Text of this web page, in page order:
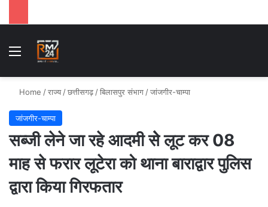
Menu
Home /राज्य /छत्तीसगढ़ /बिलासपुर संभाग /जांजगीर-चाम्पा
जांजगीर-चाम्पा
सब्जी लेने जा रहे आदमी सेे लूट कर 08
माह से फरार लूटेरा को थाना बाराद्वार पुलिस
द्वारा किया गिरफतार